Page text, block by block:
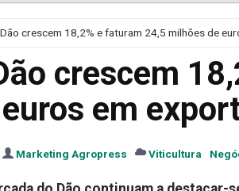
crescem 18,2% e faturam 24,5 milhões de
crescem
em
Marketing Agropress Viticultura